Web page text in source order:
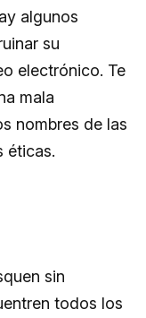
algunos
su
electrónico. Te
mala
nombres de las
éticas.
sin
todos los